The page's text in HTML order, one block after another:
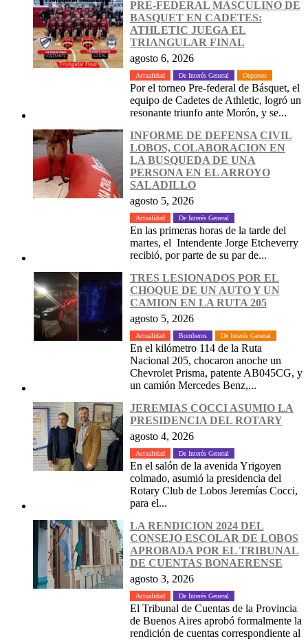
PRE-FEDERAL MASCULINO DE
BASQUET EN CADETES:
ATHLETIC JUEGA EL
TRIANGULAR FINAL
agosto 6, 2026
Actualidad De Interés General Deportes
Por el torneo Pre-federal de Básquet, el
equipo de Cadetes de Athletic, logró un
resonante triunfo ante Morón, y se...
INFORME DE DEFENSA CIVIL
LOBOS, COLABORACION EN
LA BUSQUEDA DE UNA
PERSONA EN EL ARROYO
SALADILLO
agosto 5, 2026
Actualidad De Interés General
En las primeras horas de la tarde del
martes, el Intendente Jorge Etcheverry
recibió, por parte de su par de...
TRES LESIONADOS POR EL
CHOQUE DE UN AUTO Y UN
CAMION EN LA RUTA 205
agosto 5, 2026
Actualidad Bomberos De Interés General
En el kilómetro 114 de la Ruta
Nacional 205, chocaron anoche un
Chevrolet Prisma, patente AB045CG, y
un camión Mercedes Benz,...
JEREMIAS COCCI ASUMIO LA
PRESIDENCIA DEL ROTARY
agosto 4, 2026
Actualidad De Interés General
En el salón de la avenida Yrigoyen
colmado, asumió la presidencia del
Rotary Club de Lobos Jeremías Cocci,
para el...
LA RENDICION 2024 DEL
CONSEJO ESCOLAR DE LOBOS
APROBADA POR EL TRIBUNAL
DE CUENTAS BONAERENSE
agosto 3, 2026
Actualidad De Interés General
El Tribunal de Cuentas de la Provincia
de Buenos Aires aprobó formalmente la
rendición de cuentas correspondiente al